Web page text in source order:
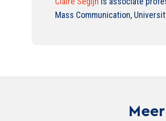
Mass Communication,